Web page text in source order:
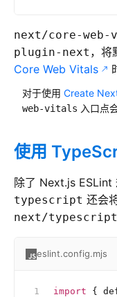
next/core-
plugin-next ，将
Core Web Vitals
对于使用 Create
web-vitals 入口点
使用
除了 Next.js ESLint
typescript 还会
next/typescript
eslint.config.mjs
import {